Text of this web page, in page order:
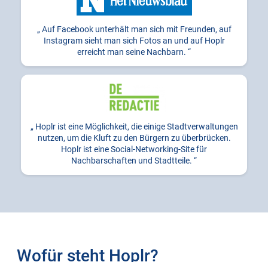
Auf Facebook unterhält man sich mit Freunden, auf
Instagram sieht man sich Fotos an und auf Hoplr
erreicht man seine Nachbarn.
Hoplr ist eine Möglichkeit, die einige Stadtverwaltungen
nutzen, um die Kluft zu den Bürgern zu überbrücken.
Hoplr ist eine Social-Networking-Site für
Nachbarschaften und Stadtteile.
Wofür steht Hoplr?